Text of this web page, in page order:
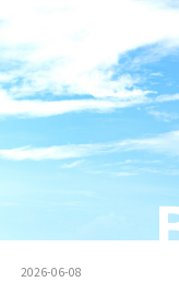
2026-06-08